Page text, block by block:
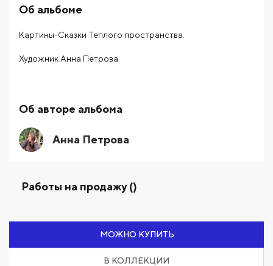
Об альбоме
Картины-Сказки Теплого пространства.
Художник Анна Петрова
Об авторе альбома
Анна Петрова
Работы на продажу ()
МОЖНО КУПИТЬ
В КОЛЛЕКЦИИ